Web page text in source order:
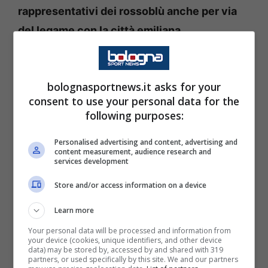
rappresentativi dei rossoblù anche per via
del legame con la città emiliana.
Bologna-Salisburgo, le parole
di Ravaglia
Prima del match contro il Bologna, il
giocatore del Bologna ha parlato prima del
match con ilSalisburgo:“Per me sarà una
grande emozione, ho già debuttato lo scorso
anno in Champions e ora avrò la possibilità di
giocare davanti al pubblico della mia città in
Europa.”
bolognasportnews.it asks for your
consent to use your personal data for the
following purposes:
Personalised advertising and content, advertising and
content measurement, audience research and
services development
Store and/or access information on a device
Learn more
Your personal data will be processed and information from
your device (cookies, unique identifiers, and other device
data) may be stored by, accessed by and shared with 319
partners, or used specifically by this site. We and our partners